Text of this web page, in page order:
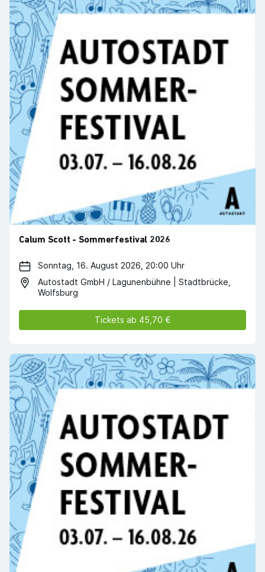
Calum Scott - Sommerfestival 2026
Sonntag, 16. August 2026, 20:00 Uhr
Autostadt GmbH / Lagunenbühne | Stadtbrücke,
Wolfsburg
Tickets ab 45,70 €